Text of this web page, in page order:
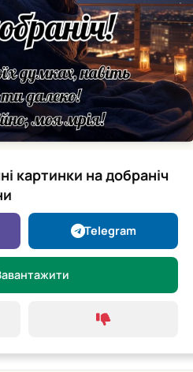
картинки на добраніч
Telegram